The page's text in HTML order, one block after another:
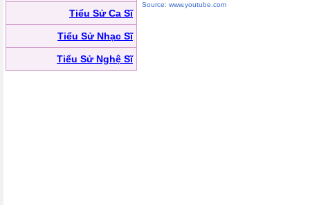
Tiểu Sử Ca Sĩ
Tiểu Sử Nhạc Sĩ
Tiểu Sử Nghệ Sĩ
Source: www.youtube.com